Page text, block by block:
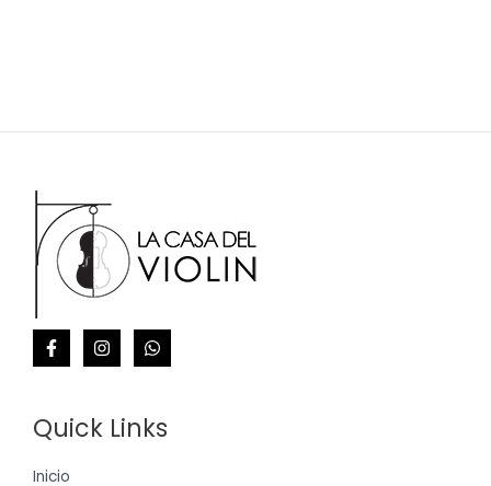
Quick Links
Inicio